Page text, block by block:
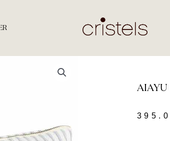
AIAYU